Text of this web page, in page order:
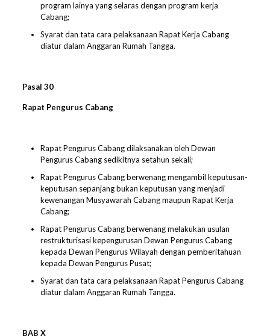
program lainya yang selaras dengan program kerja
Cabang;
Syarat dan tata cara pelaksanaan Rapat Kerja Cabang
diatur dalam Anggaran Rumah Tangga.
Pasal 30
Rapat Pengurus Cabang
Rapat Pengurus Cabang dilaksanakan oleh Dewan
Pengurus Cabang sedikitnya setahun sekali;
Rapat Pengurus Cabang berwenang mengambil keputusan-
keputusan sepanjang bukan keputusan yang menjadi
kewenangan Musyawarah Cabang maupun Rapat Kerja
Cabang;
Rapat Pengurus Cabang berwenang melakukan usulan
restrukturisasi kepengurusan Dewan Pengurus Cabang
kepada Dewan Pengurus Wilayah dengan pemberitahuan
kepada Dewan Pengurus Pusat;
Syarat dan tata cara pelaksanaan Rapat Pengurus Cabang
diatur dalam Anggaran Rumah Tangga.
BAB X